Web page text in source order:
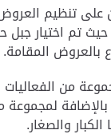
على تنظيم
تم اختيار
بالعروض المقامة.
لمجموعة
والصغار.